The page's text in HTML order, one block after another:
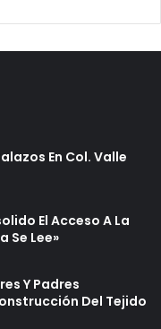
En Col. Valle
El Acceso A La
Se Lee»
Y Padres
Del Tejido